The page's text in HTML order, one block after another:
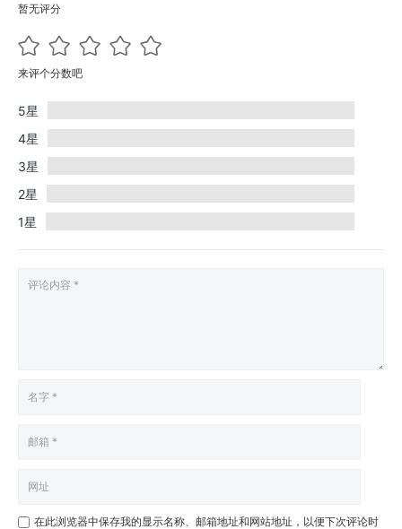
暂无评分
来评个分数吧
5星
4星
3星
2星
1星
在此浏览器中保存我的显示名称、邮箱地址和网站地址，以便下次评论时